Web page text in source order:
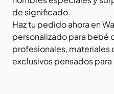
de significado.
Haz tu pedido ahora en
personalizado para bebé
profesionales, materiales
exclusivos pensados